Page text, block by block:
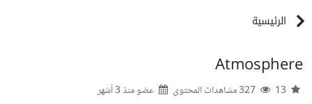
الرئيسية
Atmosphere
عضو منذ3 أشهر